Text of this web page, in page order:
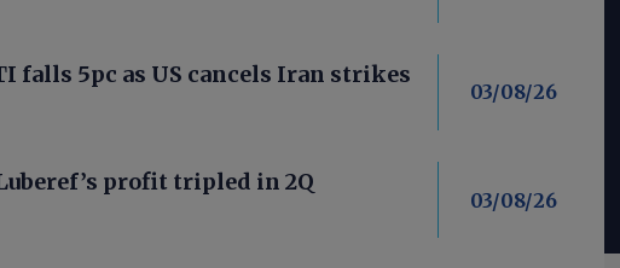
falls 5pc as US cancels Iran strikes
03/08/26
profit tripled in 2Q
03/08/26